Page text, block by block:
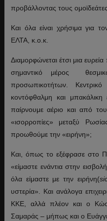
προβάλλοντας τους ομοϊδεάτες.
Και όλα είναι χρήσιμα για
ΕΛΤΑ, κ.ο.κ.
Διαμορφώνεται έτσι μια
σημαντικό μέρος
προσωπικοτήτων.
κοντόφθαλμη και μπακάλικη
παίρνουμε αέριο και από
«ισορροπίες» μεταξύ
προωθούμε την «ειρήνη»;
Και, όπως το εξέφρασε στο
«είμαστε ενάντια στην
όλα είμαστε με την ειρήνη(
υστερία». Και ανάλογα
ΚΚΕ, αλλά πλέον και ο
Σαμαράς – μήπως και ο